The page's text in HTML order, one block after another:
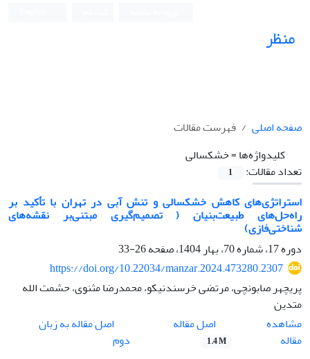
منظر
صفحه اصلی
فهرست مقالات
کلیدواژه‌ها =خشکسالی
تعداد مقالات:
1
استراتژی‌های کاهش خشکسالی و تنش آبی در تهران با تأکید بر
راه‌حل‌های طبیعت‌بنیان ( تصمیم‌گیری مبتنی‌بر نقشه‌های
شناختی‌فازی)
دوره 17، شماره 70، بهار 1404، صفحه
26-33
https://doi.org/10.22034/manzar.2024.473280.2307
پریچهر صابونچی، مرتضی خرسندنیکو، محمدرضا مثنوی، حشمت الله
متدین
مشاهده
مقاله
اصل مقاله
1.4 M
اصل مقاله به زبان
دوم